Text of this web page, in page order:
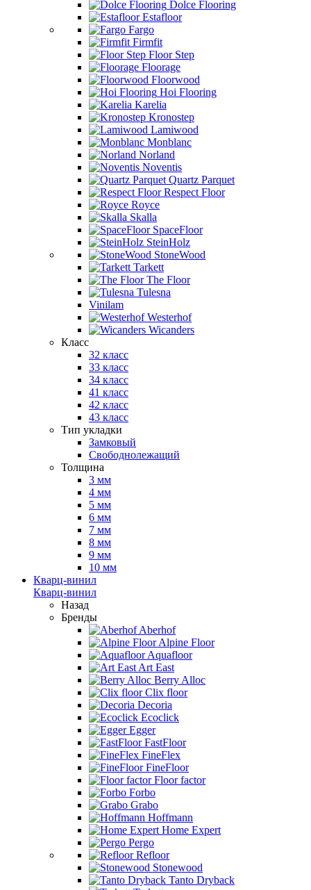
Dolce Flooring
Estafloor
Fargo
Firmfit
Floor Step
Floorage
Floorwood
Hoi Flooring
Karelia
Kronostep
Lamiwood
Monblanc
Norland
Noventis
Quartz Parquet
Respect Floor
Royce
Skalla
SpaceFloor
SteinHolz
StoneWood
Tarkett
The Floor
Tulesna
Vinilam
Westerhof
Wicanders
Класс
32 класс
33 класс
34 класс
41 класс
42 класс
43 класс
Тип укладки
Замковый
Свободнолежащий
Толщина
3 мм
4 мм
5 мм
6 мм
7 мм
8 мм
9 мм
10 мм
Кварц-винил
Кварц-винил
Назад
Бренды
Aberhof
Alpine Floor
Aquafloor
Art East
Berry Alloc
Clix floor
Decoria
Ecoclick
Egger
FastFloor
FineFlex
FineFloor
Floor factor
Forbo
Grabo
Hoffmann
Home Expert
Pergo
Refloor
Stonewood
Tanto Dryback